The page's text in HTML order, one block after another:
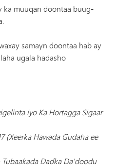
ka muuqan doontaa buug-
samayn doontaa hab ay
ugala hadasho
iyo Ka Hortagga Sigaar
(Xeerka Hawada Gudaha ee
Dadka Da'doodu